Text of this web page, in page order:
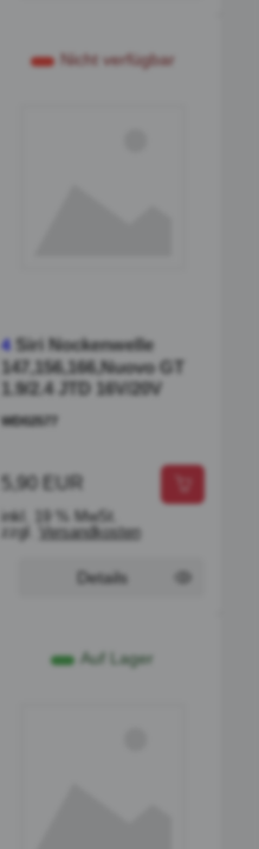
Nicht verfügbar
4Siri Nockenwelle
147,156,166,Nuovo GT
1.9/2.4 JTD 16V/20V
WD02577
5,90 EUR
inkl. 19 % MwSt.
zzgl.
Versandkosten
Details
Auf Lager